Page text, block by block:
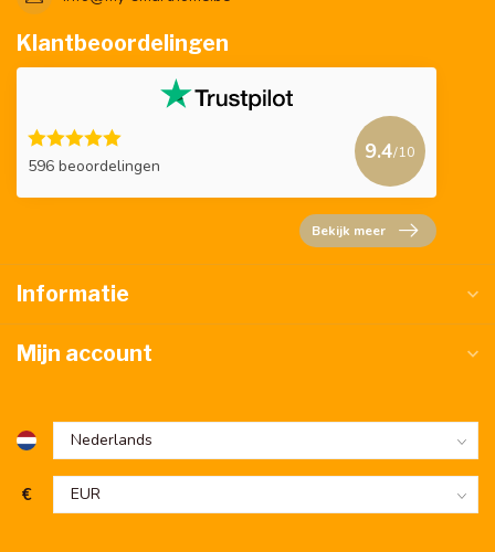
Klantbeoordelingen
596 beoordelingen
9.4/10
Bekijk meer
Informatie
Mijn account
€